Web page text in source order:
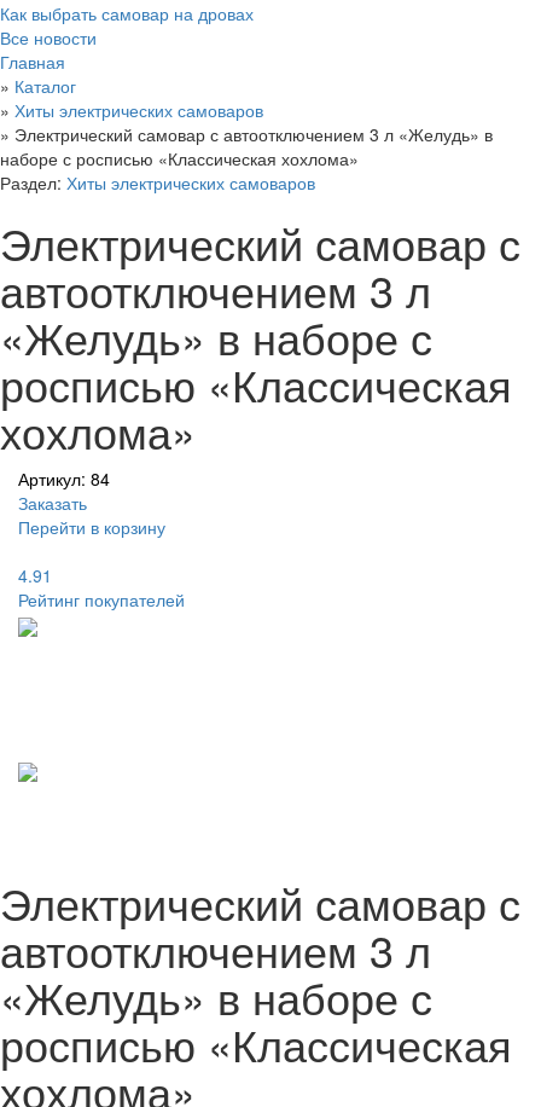
Как выбрать самовар на дровах
Все новости
Главная
» Каталог
» Хиты электрических самоваров
» Электрический самовар с автоотключением 3 л «Желудь» в
наборе с росписью «Классическая хохлома»
Раздел: Хиты электрических самоваров
Электрический самовар с
автоотключением 3 л
«Желудь» в наборе с
росписью «Классическая
хохлома»
Артикул: 84
Заказать
Перейти в корзину
4.91
Рейтинг покупателей
Электрический самовар с
автоотключением 3 л
«Желудь» в наборе с
росписью «Классическая
хохлома»